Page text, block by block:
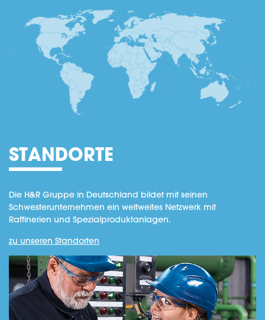
STANDORTE
Die H&R Gruppe in Deutschland bildet mit seinen
Schwesterunternehmen ein weltweites Netzwerk mit
Raffinerien und Spezialproduktanlagen.
zu unseren Standorten